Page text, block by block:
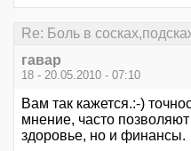
Re: Боль в
гавар
18 - 20.05.2010 - 07:10
Вам так кажется.:-)
мнение, часто
здоровье, но и финансы.